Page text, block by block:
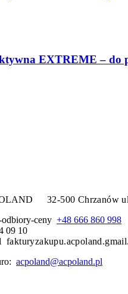
EXTREME – do
32-500 Chrzanów
odbiory-ceny +48 666 860 998
32 624 09 10
acpoland@acpoland.pl